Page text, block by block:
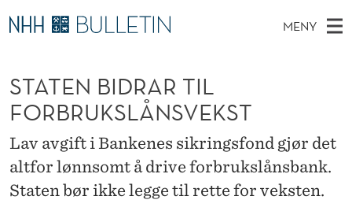
S
T
A
T
E
N
B
MENY
V
E
D
M
E
K
I
N
E
T
T
S
E
E
Stipendiater og nye forskerprofiler
Disputaser
Ekspertutvalg
Om Bulletin
STATEN BIDRAR TIL
FORBRUKSLÅNSVEKST
Lav avgift i Bankenes sikringsfond gjør det
altfor lønnsomt å drive forbrukslånsbank.
Staten bør ikke legge til rette for veksten.